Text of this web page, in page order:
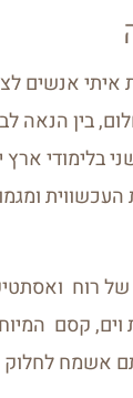
אנשים
בין הנאה
ראשון ושני
רוח
קסם
אשמח